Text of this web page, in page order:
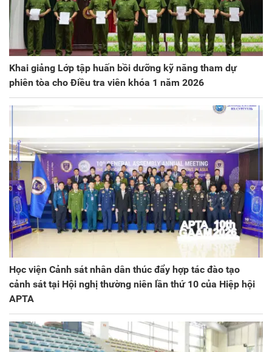
Khai giảng Lớp tập huấn bồi dưỡng kỹ năng tham dự
phiên tòa cho Điều tra viên khóa 1 năm 2026
Học viện Cảnh sát nhân dân thúc đẩy hợp tác đào tạo
cảnh sát tại Hội nghị thường niên lần thứ 10 của Hiệp hội
APTA